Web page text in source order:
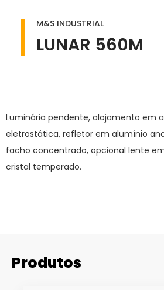
M&S INDUSTRIAL
LUNAR 560M
Luminária pendente, alojamento em
eletrostática, refletor em alumínio
facho concentrado, opcional lente
cristal temperado.
Produtos